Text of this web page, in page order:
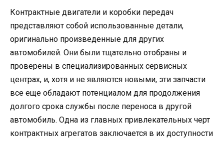
Контрактные двигатели и коробки передач
представляют собой использованные детали,
оригинально произведенные для других
автомобилей. Они были тщательно отобраны и
проверены в специализированных сервисных
центрах, и, хотя и не являются новыми, эти запчасти
все еще обладают потенциалом для продолжения
долгого срока службы после переноса в другой
автомобиль. Одна из главных привлекательных черт
контрактных агрегатов заключается в их доступности